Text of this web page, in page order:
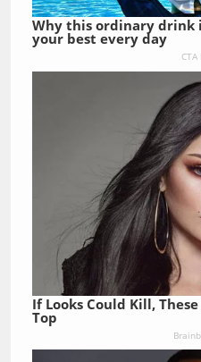
Why this ordinary drink
your best every day
CTA
If Looks Could Kill,
Top